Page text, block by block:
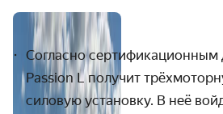
Согласно сертификационным
Passion L получит
силовую установку. В неё